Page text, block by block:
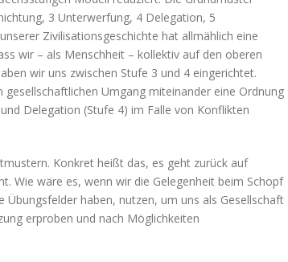
3 Unterwerfung, 4 Delegation, 5
Zivilisationsgeschichte hat allmählich eine
wir – als Menschheit – kollektiv auf den oberen
wir uns zwischen Stufe 3 und 4 eingerichtet.
Umgang miteinander eine Ordnung
Delegation (Stufe 4) im Falle von Konflikten
Konkret heißt das, es geht zurück auf
Wie wäre es, wenn wir die Gelegenheit beim Schopf
haben, nutzen, um uns als Gesellschaft
erproben und nach Möglichkeiten